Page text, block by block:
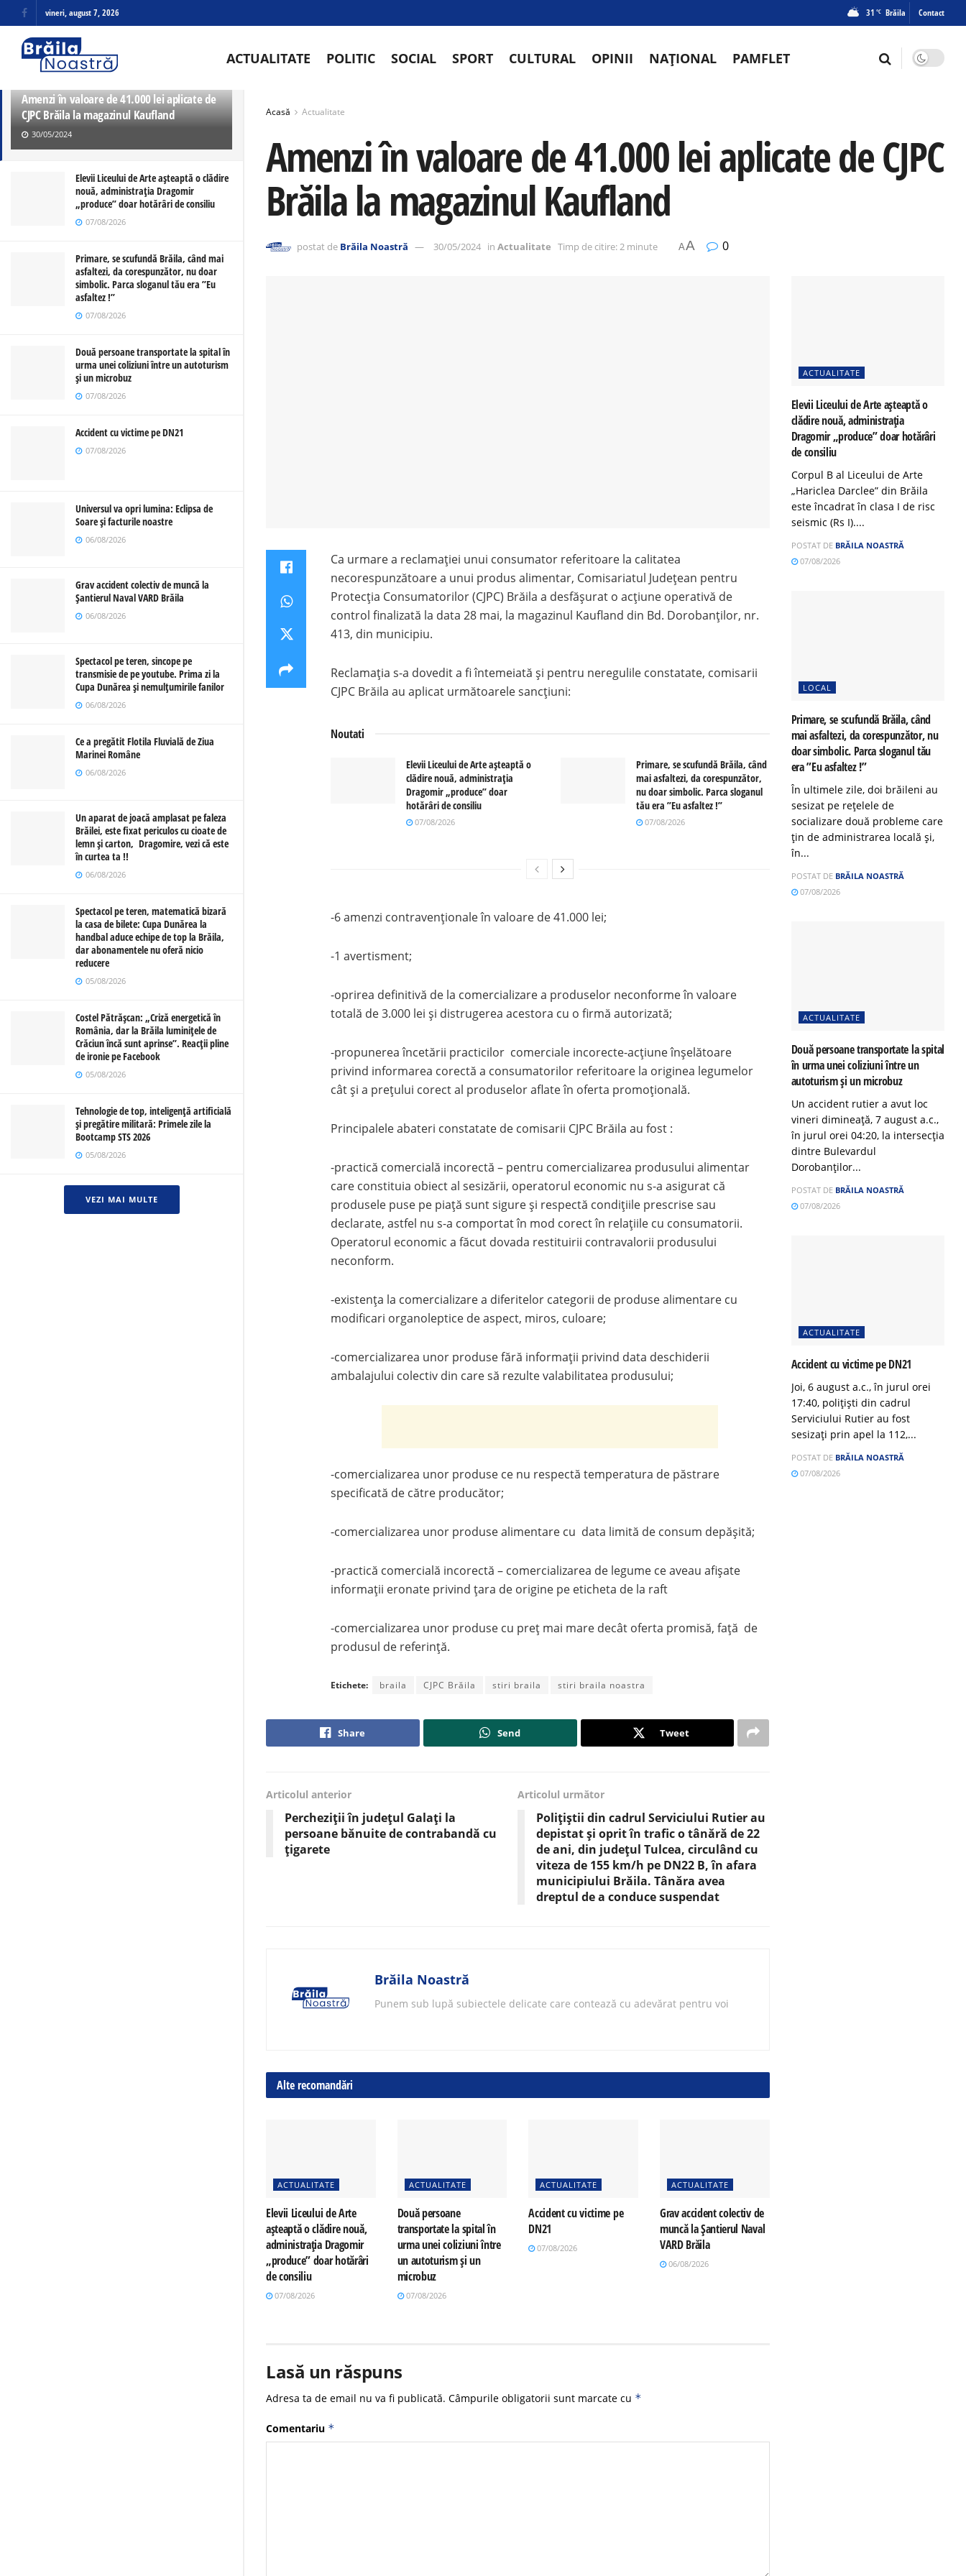
ULTIMELE TRENDING
Amenzi în valoare de 41.000 lei aplicate de
CJPC Brăila la magazinul Kaufland
30/05/2024
Elevii Liceului de Arte așteaptă o clădire
nouă, administrația Dragomir
„produce” doar hotărâri de consiliu
07/08/2026
Primare, se scufundă Brăila, când mai
asfaltezi, da corespunzător, nu doar
simbolic. Parca sloganul tău era ”Eu
asfaltez !”
07/08/2026
Două persoane transportate la spital în
urma unei coliziuni între un autoturism
și un microbuz
07/08/2026
Accident cu victime pe DN21
07/08/2026
Universul va opri lumina: Eclipsa de
Soare și facturile noastre
06/08/2026
Grav accident colectiv de muncă la
Șantierul Naval VARD Brăila
06/08/2026
Spectacol pe teren, sincope pe
transmisie de pe youtube. Prima zi la
Cupa Dunărea și nemulțumirile fanilor
06/08/2026
Ce a pregătit Flotila Fluvială de Ziua
Marinei Române
06/08/2026
Un aparat de joacă amplasat pe faleza
Brăilei, este fixat periculos cu cioate de
lemn și carton, Dragomire, vezi că este
în curtea ta !!
06/08/2026
Spectacol pe teren, matematică bizară
la casa de bilete: Cupa Dunărea la
handbal aduce echipe de top la Brăila,
dar abonamentele nu oferă nicio
reducere
05/08/2026
Costel Pătrășcan: „Criză energetică în
România, dar la Brăila luminițele de
Crăciun încă sunt aprinse”. Reacții pline
de ironie pe Facebook
05/08/2026
Tehnologie de top, inteligență artificială
și pregătire militară: Primele zile la
Bootcamp STS 2026
05/08/2026
VEZI MAI MULTE
vineri, august 7, 2026 31 °C Brăila Contact
ACTUALITATE POLITIC SOCIAL SPORT CULTURAL OPINII NAȚIONAL PAMFLET
Acasă Actualitate
Amenzi în valoare de 41.000 lei aplicate de CJPC
Brăila la magazinul Kaufland
postat de Brăila Noastră 30/05/2024 in Actualitate Timp de citire: 2 minute AA 0
Ca urmare a reclamației unui consumator referitoare la calitatea
necorespunzătoare a unui produs alimentar, Comisariatul Județean pentru
Protecția Consumatorilor (CJPC) Brăila a desfăşurat o acțiune operativă de
control finalizată la data 28 mai, la magazinul Kaufland din Bd. Dorobanților, nr.
413, din municipiu.
Reclamația s-a dovedit a fi întemeiată și pentru neregulile constatate, comisarii
CJPC Brăila au aplicat următoarele sancțiuni:
Noutati
Elevii Liceului de Arte așteaptă o
clădire nouă, administrația
Dragomir „produce” doar
hotărâri de consiliu
07/08/2026
Primare, se scufundă Brăila, când
mai asfaltezi, da corespunzător,
nu doar simbolic. Parca sloganul
tău era ”Eu asfaltez !”
07/08/2026
-6 amenzi contravenționale în valoare de 41.000 lei;
-1 avertisment;
-oprirea definitivă de la comercializare a produselor neconforme în valoare
totală de 3.000 lei și distrugerea acestora cu o firmă autorizată;
-propunerea încetării practicilor comerciale incorecte-acțiune înșelătoare
privind informarea corectă a consumatorilor referitoare la originea legumelor
cât și a prețului corect al produselor aflate în oferta promoțională.
Principalele abateri constatate de comisarii CJPC Brăila au fost :
-practică comercială incorectă – pentru comercializarea produsului alimentar
care constituia obiect al sesizării, operatorul economic nu s-a asigurat că
produsele puse pe piață sunt sigure și respectă condițiile prescrise sau
declarate, astfel nu s-a comportat în mod corect în relațiile cu consumatorii.
Operatorul economic a făcut dovada restituirii contravalorii produsului
neconform.
-existența la comercializare a diferitelor categorii de produse alimentare cu
modificari organoleptice de aspect, miros, culoare;
-comercializarea unor produse fără informații privind data deschiderii
ambalajului colectiv din care să rezulte valabilitatea produsului;
-comercializarea unor produse ce nu respectă temperatura de păstrare
specificată de către producător;
-comercializarea unor produse alimentare cu data limită de consum depășită;
-practică comercială incorectă – comercializarea de legume ce aveau afișate
informații eronate privind țara de origine pe eticheta de la raft
-comercializarea unor produse cu preț mai mare decât oferta promisă, față de
produsul de referință.
Etichete: braila CJPC Brăila stiri braila stiri braila noastra
Share Send Tweet
Articolul anterior
Percheziții în județul Galați la
persoane bănuite de contrabandă cu
țigarete
Articolul următor
Polițiștii din cadrul Serviciului Rutier au
depistat și oprit în trafic o tânără de 22
de ani, din județul Tulcea, circulând cu
viteza de 155 km/h pe DN22 B, în afara
municipiului Brăila. Tânăra avea
dreptul de a conduce suspendat
Brăila Noastră
Punem sub lupă subiectele delicate care contează cu adevărat pentru voi
Alte recomandări
ACTUALITATE
Elevii Liceului de Arte
așteaptă o clădire nouă,
administrația Dragomir
„produce” doar hotărâri
de consiliu
07/08/2026
ACTUALITATE
Două persoane
transportate la spital în
urma unei coliziuni între
un autoturism și un
microbuz
07/08/2026
ACTUALITATE
Accident cu victime pe
DN21
07/08/2026
ACTUALITATE
Grav accident colectiv de
muncă la Șantierul Naval
VARD Brăila
06/08/2026
Lasă un răspuns
Adresa ta de email nu va fi publicată. Câmpurile obligatorii sunt marcate cu *
Comentariu *
ACTUALITATE
Elevii Liceului de Arte așteaptă o
clădire nouă, administrația
Dragomir „produce” doar hotărâri
de consiliu
Corpul B al Liceului de Arte
„Hariclea Darclee” din Brăila
este încadrat în clasa I de risc
seismic (Rs I)....
POSTAT DE BRĂILA NOASTRĂ
07/08/2026
LOCAL
Primare, se scufundă Brăila, când
mai asfaltezi, da corespunzător, nu
doar simbolic. Parca sloganul tău
era ”Eu asfaltez !”
În ultimele zile, doi brăileni au
sesizat pe rețelele de
socializare două probleme care
țin de administrarea locală și,
în...
POSTAT DE BRĂILA NOASTRĂ
07/08/2026
ACTUALITATE
Două persoane transportate la spital
în urma unei coliziuni între un
autoturism și un microbuz
Un accident rutier a avut loc
vineri dimineață, 7 august a.c.,
în jurul orei 04:20, la intersecția
dintre Bulevardul
Dorobanților...
POSTAT DE BRĂILA NOASTRĂ
07/08/2026
ACTUALITATE
Accident cu victime pe DN21
Joi, 6 august a.c., în jurul orei
17:40, polițiști din cadrul
Serviciului Rutier au fost
sesizați prin apel la 112,...
POSTAT DE BRĂILA NOASTRĂ
07/08/2026